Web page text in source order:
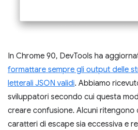
In Chrome 90, DevTools ha
formattare sempre gli output delle
letterali JSON validi. Abbiamo
sviluppatori secondo cui questa
creare confusione. Alcuni ritengono
caratteri di escape sia eccessiva e